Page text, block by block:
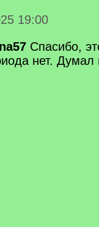
19:00
Спасибо,
нет. Думал